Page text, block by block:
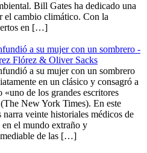
Bill Gates ha dedicado una
el cambio climático. Con la
en […]
a su mujer con un sombrero -
Flórez & Oliver Sacks
a su mujer con un sombrero
en un clásico y consagró a
de los grandes escritores
New York Times). En este
veinte historiales médicos de
en el mundo extraño y
de las […]